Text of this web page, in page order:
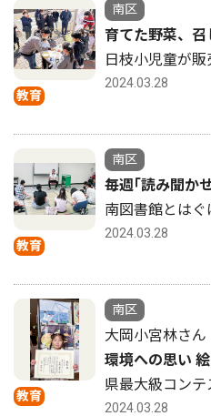
教育
南区
育てた野菜、召
日枝小児童が販
2024.03.28
教育
南区
毎週｢読み聞か
南図書館とはぐ
2024.03.28
教育
南区
大岡小宮林さん
環境への思い
県最大級コンテ
2024.03.28